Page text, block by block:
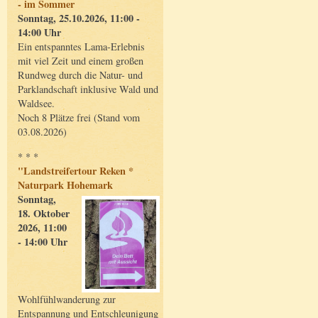
- im Sommer
Sonntag, 25.10.2026, 11:00 -
14:00 Uhr
Ein entspanntes Lama-Erlebnis
mit viel Zeit und einem großen
Rundweg durch die Natur- und
Parklandschaft inklusive Wald und
Waldsee.
Noch 8 Plätze frei (Stand vom
03.08.2026)
* * *
"Landstreifertour Reken *
Naturpark Hohemark
Sonntag,
18. Oktober
2026, 11:00
- 14:00 Uhr
Wohlfühlwanderung zur
Entspannung und Entschleunigung